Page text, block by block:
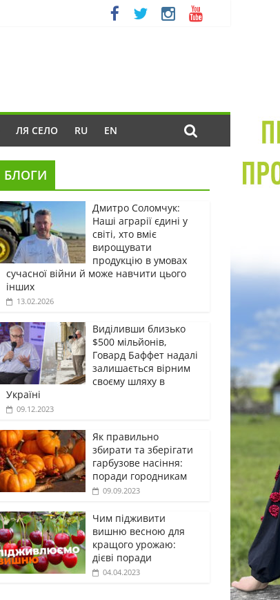
ЛЯ СЕЛО RU EN
БЛОГИ
Дмитро Соломчук:
Наші аграрії єдині у
світі, хто вміє
вирощувати
продукцію в умовах
сучасної війни й може навчити цього
інших
13.02.2026
Виділивши близько
$500 мільйонів,
Говард Баффет надалі
залишається вірним
своєму шляху в
Україні
09.12.2023
Як правильно
збирати та зберігати
гарбузове насіння:
поради городникам
09.09.2023
Чим підживити
вишню весною для
кращого урожаю:
дієві поради
04.04.2023